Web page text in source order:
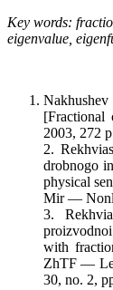
Key words:
eigenvalue,
[Fractional
2003, 272
2.
drobnogo
physical
Mir —
3.
with
ZhTF —
30, no. 2,